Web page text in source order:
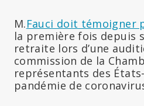
M.Fauci doit témoigner
la première fois depuis
retraite lors d’une
commission de la
représentants des
pandémie de